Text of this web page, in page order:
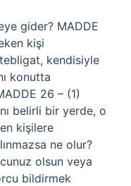
gider? MADDE
kişi
kendisiyle
konutta
26 – (1)
belirli bir yerde, o
kişilere
ne olur?
olsun veya
bildirmek